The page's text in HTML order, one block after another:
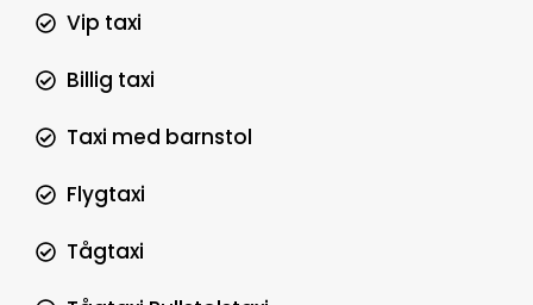
Vip taxi
Billig taxi
Taxi med barnstol
Flygtaxi
Tågtaxi